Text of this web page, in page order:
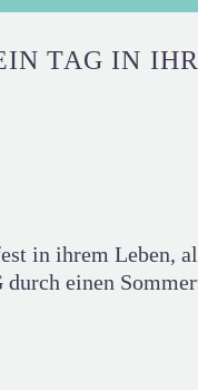
TAG IN
in ihrem Leben,
einen